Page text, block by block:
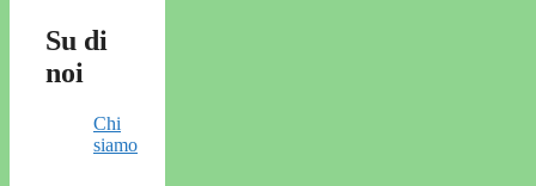
Su di
noi
Chi
siamo